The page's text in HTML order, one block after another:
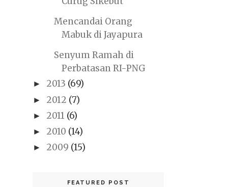
Mencandai Orang
Mabuk di Jayapura
Senyum Ramah di
Perbatasan RI-PNG
► 2013 (69)
► 2012 (7)
► 2011 (6)
► 2010 (14)
► 2009 (15)
FEATURED POST